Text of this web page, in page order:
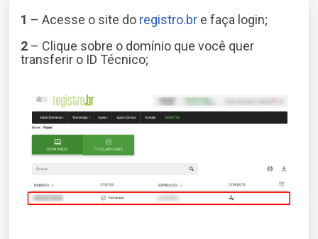
1 – Acesse o site do registro.br e faça login;
2 – Clique sobre o domínio que você quer
transferir o ID Técnico;